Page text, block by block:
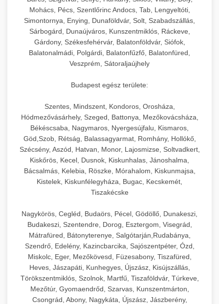
hőmérséklet-szabályozással.
chef-iparikonyhagepek.hu
kereskedelmi sütősütő
Professzionális hűtőegységek és hűtőkamrák
kereskedelmi konyhák számára.
Energiahatékony hűtési megoldások nagy
kapacitással.
chef-iparikonyhagepek.hu
kereskedelmi hűtőegység
💧 26. Ipari Mosogatógép +
Kereskedelmi mosogatóberendezések nagy
forgalmú éttermi műveletekhez. Gyors tisztítási
ciklusok fertőtlenítési képességekkel.
kereskedelmi mosogatógép
🧀 27. Ipari Sajtreszelő Gép
Ipari sajtreszelők és aprítógépek kereskedelmi
méretek különböző alkalmazásokhoz.
chef-iparikonyhagepek.hu
kereskedelmi sajtreszelő
🍳 28. Nagykonyhai
Berendezések
+
Teljes körű nagykonyhai berendezések és
professzionális vendéglátóipari kellékek.
Minden, ami szükséges éttermi és catering
műveletekhez.
kereskedelmi konyhai megoldások
Mohács, Pécs, Szentlőrinc Andocs, Tab, Lengyeltóti,
Simontornya, Enying, Dunaföldvár, Solt, Szabadszállás,
Sárbogárd, Dunaújváros, Kunszentmiklós, Ráckeve,
Gárdony, Székesfehérvár, Balatonföldvár, Siófok,
Balatonalmádi, Polgárdi, Balatonfűzfő, Balatonfüred,
Veszprém, Sátoraljaújhely
Budapest egész területe:
Szentes, Mindszent, Kondoros, Orosháza,
Hódmezővásárhely, Szeged, Battonya, Mezőkovácsháza,
Békéscsaba, Nagymaros, Nyergesújfalu, Kismaros,
Göd,Szob, Rétság, Balassagyarmat, Romhány, Hollókő,
Szécsény, Aszód, Hatvan, Monor, Lajosmizse, Soltvadkert,
Kiskőrös, Kecel, Dusnok, Kiskunhalas, Jánoshalma,
Bácsalmás, Kelebia, Röszke, Mórahalom, Kiskunmajsa,
Kistelek, Kiskunfélegyháza, Bugac, Kecskemét,
Tiszakécske
Nagykörös, Cegléd, Budaörs, Pécel, Gödöllő, Dunakeszi,
Budakeszi, Szentendre, Dorog, Esztergom, Visegrád,
Mátrafüred, Bátonyterenye, Salgótarján,Rudabánya,
Szendrő, Edelény, Kazincbarcika, Sajószentpéter, Ózd,
Miskolc, Eger, Mezőkövesd, Füzesabony, Tiszafüred,
Heves, Jászapáti, Kunhegyes, Újszász, Kisújszállás,
Törökszentmiklós, Szolnok, Martfű, Tiszaföldvár, Túrkeve,
Mezőtúr, Gyomaendrőd, Szarvas, Kunszentmárton,
Csongrád, Abony, Nagykáta, Újszász, Jászberény,